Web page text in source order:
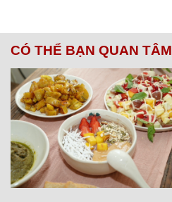
CÓ THỂ BẠN QUAN TÂM